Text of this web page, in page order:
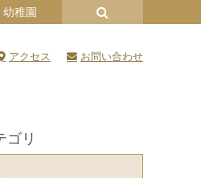
幼稚園
アクセス お問い合わせ
ゴリ